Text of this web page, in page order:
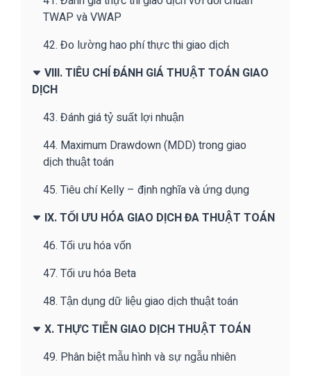
TWAP và VWAP
42. Đo lường hao phí thực thi giao dịch
VIII. TIÊU CHÍ ĐÁNH GIÁ THUẬT TOÁN GIAO
DỊCH
43. Đánh giá tỷ suất lợi nhuận
44. Maximum Drawdown (MDD) trong giao
dịch thuật toán
45. Tiêu chí Kelly – định nghĩa và ứng dụng
IX. TỐI ƯU HÓA GIAO DỊCH ĐA THUẬT TOÁN
46. Tối ưu hóa vốn
47. Tối ưu hóa Beta
48. Tận dụng dữ liệu giao dịch thuật toán
X. THỰC TIỄN GIAO DỊCH THUẬT TOÁN
49. Phân biệt mẫu hình và sự ngẫu nhiên